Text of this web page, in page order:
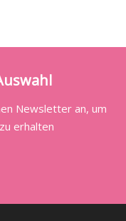
Newsletter an, um
erhalten